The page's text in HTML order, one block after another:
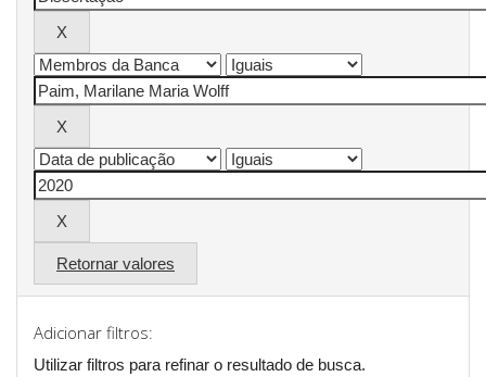
Retornar valores
Adicionar filtros:
Utilizar filtros para refinar o resultado de busca.